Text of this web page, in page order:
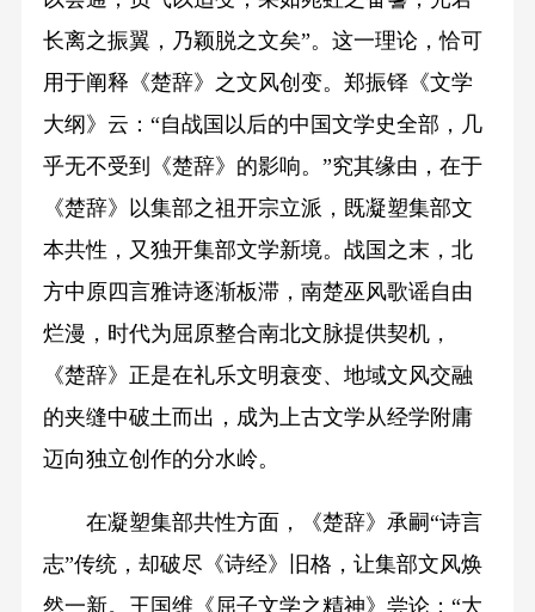
长离之振翼，乃颖脱之文矣”。这一理论，恰可
用于阐释《楚辞》之文风创变。郑振铎《文学
大纲》云：“自战国以后的中国文学史全部，几
乎无不受到《楚辞》的影响。”究其缘由，在于
《楚辞》以集部之祖开宗立派，既凝塑集部文
本共性，又独开集部文学新境。战国之末，北
方中原四言雅诗逐渐板滞，南楚巫风歌谣自由
烂漫，时代为屈原整合南北文脉提供契机，
《楚辞》正是在礼乐文明衰变、地域文风交融
的夹缝中破土而出，成为上古文学从经学附庸
迈向独立创作的分水岭。
在凝塑集部共性方面，《楚辞》承嗣“诗言
志”传统，却破尽《诗经》旧格，让集部文风焕
然一新。王国维《屈子文学之精神》尝论：“大